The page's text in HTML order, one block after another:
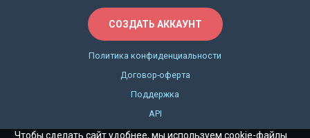
СОЗДАТЬ АККАУНТ
Политика конфиденциальности
Договор-оферта
Поддержка
API
Чтобы сделать сайт удобнее, мы используем cookie-файлы.